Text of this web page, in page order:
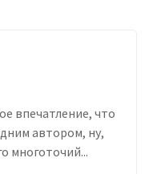
впечатление, что
автором, ну,
многоточий...